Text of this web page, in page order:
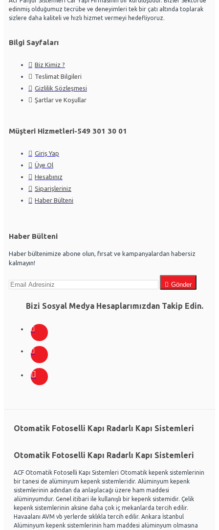
edinmiş olduğumuz tecrübe ve deneyimleri tek bir çatı altında toplarak
sizlere daha kaliteli ve hızlı hizmet vermeyi hedefliyoruz.
Bilgi Sayfaları
Biz Kimiz ?
Teslimat Bilgileri
Gizlilik Sözleşmesi
Şartlar ve Koşullar
Müşteri Hizmetleri-549 301 30 01
Giriş Yap
Üye Ol
Hesabınız
Siparişleriniz
Haber Bülteni
Haber Bülteni
Haber bültenimize abone olun, fırsat ve kampanyalardan habersiz
kalmayın!
Gönder
Bizi Sosyal Medya Hesaplarımızdan Takip Edin.
Otomatik Fotoselli Kapı Radarlı Kapı Sistemleri
Otomatik Fotoselli Kapı Radarlı Kapı Sistemleri
ACF Otomatik Fotoselli Kapı Sistemleri Otomatik kepenk sistemlerinin
bir tanesi de alüminyum kepenk sistemleridir. Alüminyum kepenk
sistemlerinin adından da anlaşılacağı üzere ham maddesi
alüminyumdur. Genel itibari ile kullanışlı bir kepenk sistemidir. Çelik
kepenk sistemlerinin aksine daha çok iç mekanlarda tercih edilir.
Havaalanı AVM vb yerlerde sıklıkla tercih edilir. Ankara İstanbul
Alüminyum kepenk sistemlerinin ham maddesi alüminyum olmasına